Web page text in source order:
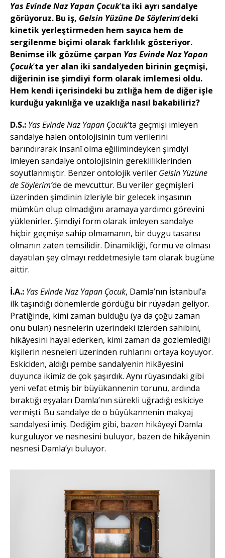
Yas Evinde Naz Yapan Çocuk’ta iki ayrı sandalye
görüyoruz. Bu iş, Gelsin Yüzüne De Söylerim’deki
kinetik yerleştirmeden hem sayıca hem de
sergilenme biçimi olarak farklılık gösteriyor.
Benimse ilk gözüme çarpan Yas Evinde Naz Yapan
Çocuk’ta yer alan iki sandalyeden birinin geçmişi,
diğerinin ise şimdiyi form olarak imlemesi oldu.
Hem kendi içerisindeki bu zıtlığa hem de diğer işle
kurduğu yakınlığa ve uzaklığa nasıl bakabiliriz?
D.S.: Yas Evinde Naz Yapan Çocuk‘ta geçmişi imleyen
sandalye halen ontolojisinin tüm verilerini
barındırarak insanî olma eğilimindeyken şimdiyi
imleyen sandalye ontolojisinin gerekliliklerinden
soyutlanmıştır. Benzer ontolojik veriler Gelsin Yüzüne
de Söylerim’de de mevcuttur. Bu veriler geçmişleri
üzerinden şimdinin izleriyle bir gelecek inşasının
mümkün olup olmadığını aramaya yardımcı görevini
yüklenirler. Şimdiyi form olarak imleyen sandalye
hiçbir geçmişe sahip olmamanın, bir duygu tasarısı
olmanın zaten temsilidir. Dinamikliği, formu ve olması
dayatılan şey olmayı reddetmesiyle tam olarak bugüne
aittir.
İ.A.: Yas Evinde Naz Yapan Çocuk, Damla’nın İstanbul’a
ilk taşındığı dönemlerde gördüğü bir rüyadan geliyor.
Pratiğinde, kimi zaman bulduğu (ya da çoğu zaman
onu bulan) nesnelerin üzerindeki izlerden sahibini,
hikâyesini hayal ederken, kimi zaman da gözlemlediği
kişilerin nesneleri üzerinden ruhlarını ortaya koyuyor.
Eskiciden, aldığı pembe sandalyenin hikâyesini
duyunca ikimiz de çok şaşırdık. Aynı rüyasındaki gibi
yeni vefat etmiş bir büyükannenin torunu, ardında
bıraktığı eşyaları Damla’nın sürekli uğradığı eskiciye
vermişti. Bu sandalye de o büyükannenin makyaj
sandalyesi imiş. Dediğim gibi, bazen hikâyeyi Damla
kurguluyor ve nesnesini buluyor, bazen de hikâyenin
nesnesi Damla’yı buluyor.